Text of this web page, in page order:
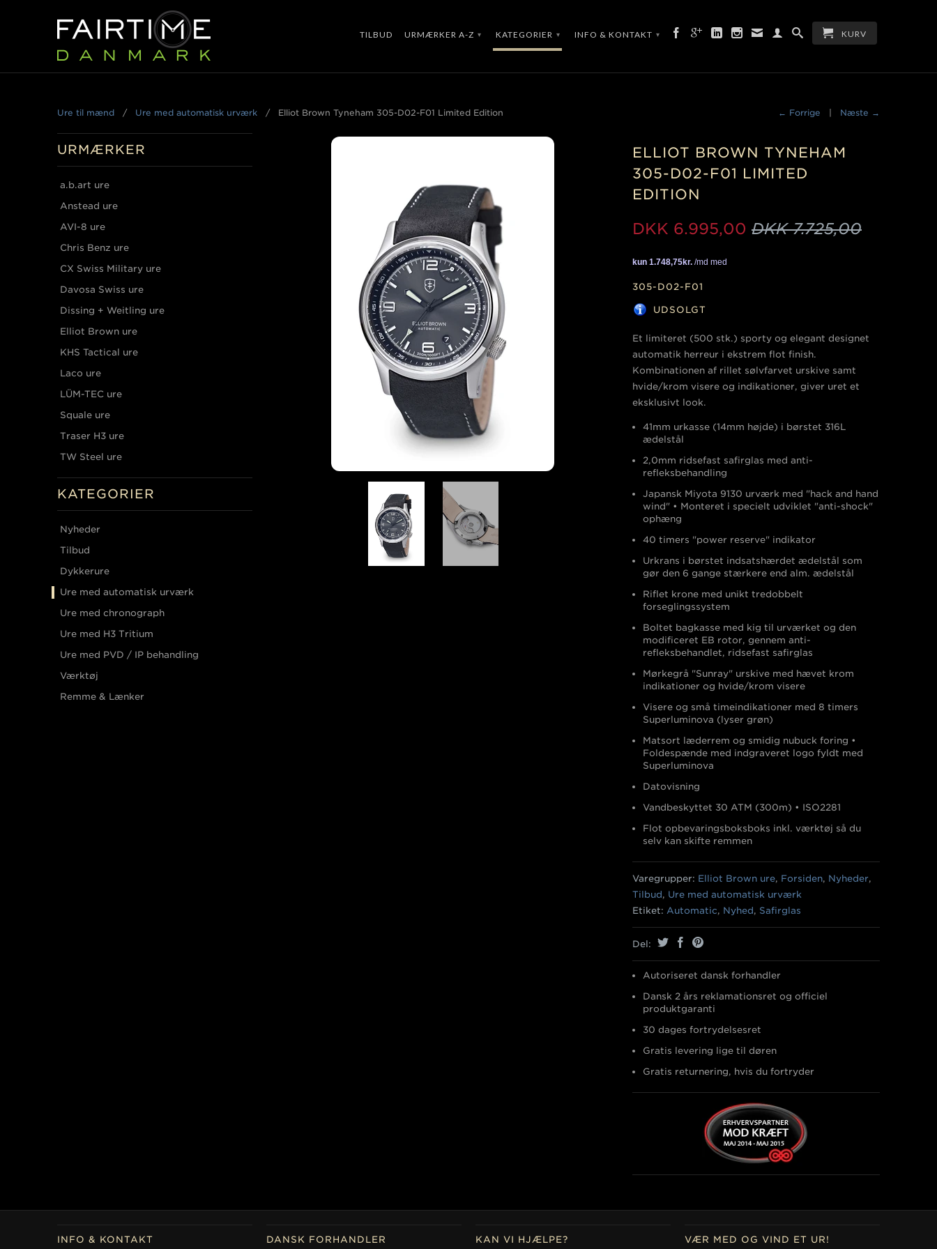
TILBUD URMÆRKER A-Z ▾ KATEGORIER ▾ INFO & KONTAKT ▾ KURV
← Forrige Næste →
Ure til mænd / Ure med automatisk urværk / Elliot Brown Tyneham 305-D02-F01 Limited Edition
URMÆRKER
a.b.art ure
Anstead ure
AVI-8 ure
Chris Benz ure
CX Swiss Military ure
Davosa Swiss ure
Dissing + Weitling ure
Elliot Brown ure
KHS Tactical ure
Laco ure
LÜM-TEC ure
Squale ure
Traser H3 ure
TW Steel ure
KATEGORIER
Nyheder
Tilbud
Dykkerure
Ure med automatisk urværk
Ure med chronograph
Ure med H3 Tritium
Ure med PVD / IP behandling
Værktøj
Remme & Lænker
ELLIOT BROWN TYNEHAM
305-D02-F01 LIMITED
EDITION
DKK 6.995,00 DKK 7.725,00
305-D02-F01
UDSOLGT
Et limiteret (500 stk.) sporty og elegant designet
automatik herreur i ekstrem flot finish.
Kombinationen af rillet sølvfarvet urskive samt
hvide/krom visere og indikationer, giver uret et
eksklusivt look.
41mm urkasse (14mm højde) i børstet 316L
ædelstål
2,0mm ridsefast safirglas med anti-
refleksbehandling
Japansk Miyota 9130 urværk med "hack and hand
wind" • Monteret i specielt udviklet "anti-shock"
ophæng
40 timers "power reserve" indikator
Urkrans i børstet indsatshærdet ædelstål som
gør den 6 gange stærkere end alm. ædelstål
Riflet krone med unikt tredobbelt
forseglingssystem
Boltet bagkasse med kig til urværket og den
modificeret EB rotor, gennem anti-
refleksbehandlet, ridsefast safirglas
Mørkegrå "Sunray" urskive med hævet krom
indikationer og hvide/krom visere
Visere og små timeindikationer med 8 timers
Superluminova (lyser grøn)
Matsort læderrem og smidig nubuck foring •
Foldespænde med indgraveret logo fyldt med
Superluminova
Datovisning
Vandbeskyttet 30 ATM (300m) • ISO2281
Flot opbevaringsboksboks inkl. værktøj så du
selv kan skifte remmen
Varegrupper: Elliot Brown ure, Forsiden, Nyheder,
Tilbud , Ure med automatisk urværk
Etiket: Automatic, Nyhed , Safirglas
Del:
Autoriseret dansk forhandler
Dansk 2 års reklamationsret og officiel
produktgaranti
30 dages fortrydelsesret
Gratis levering lige til døren
Gratis returnering, hvis du fortryder
INFO & KONTAKT DANSK FORHANDLER KAN VI HJÆLPE? VÆR MED OG VIND ET UR!